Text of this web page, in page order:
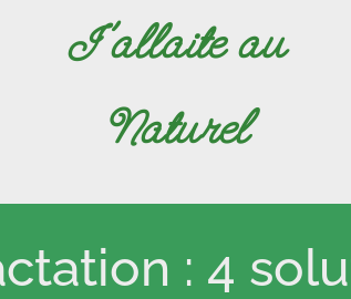
J'allaite au
Naturel
: 4